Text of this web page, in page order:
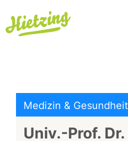
Medizin &
Univ.-Prof.